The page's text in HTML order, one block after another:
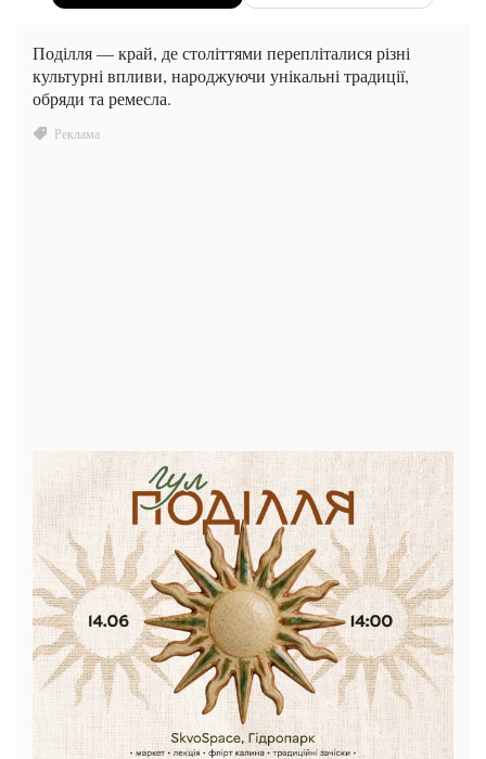
Поділля — край, де століттями перепліталися різні
культурні впливи, народжуючи унікальні традиції,
обряди та ремесла.